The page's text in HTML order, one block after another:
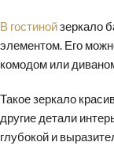
В гостинойзеркало
элементом. Его
комодом или
Такое зеркало
другие детали
глубокой и